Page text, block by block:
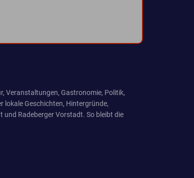
Veranstaltungen, Gastronomie, Politik,
lokale Geschichten, Hintergründe,
und Radeberger Vorstadt. So bleibt die